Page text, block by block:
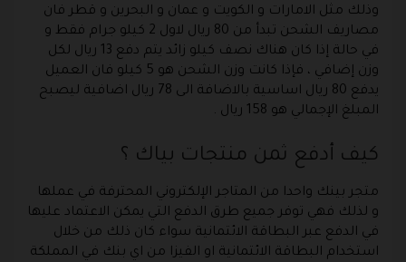
وذلك مثل الامارات و الكويت و عمان و البحرين و قطر فان
مصاريف الشحن تبدأ من 80 ريال لاول 2 كيلو جرام فقط و
في حالة إذا كان هناك نصف كيلو زائد يتم دفع 13 ريال لكل
وزن إضافي ، فإذا كانت وزن الشحن هو 5 كيلو فان العميل
يدفع 80 ريال اساسية بالاضافة الى 78 ريال اضافية ليصبح
المبلغ الإجمالي هو 158 ريال .
كيف أدفع ثمن منتجات بياك ؟
متجر بينك واحدا من المتاجر الإلكتروني المحترفة في عملها
و لذلك فهي توفر جميع طرق الدفع التي يمكن الاعتماد عليها
في الدفع عبر البطاقة الائتمانية سواء كان ذلك من خلال
استخدام البطاقة الائتمانية او الفيزا من اي بنك في المملكة